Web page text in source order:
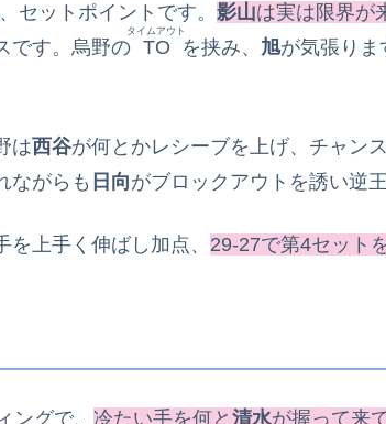
セットポイントです。 影山は実は限界が
です。烏野の TO
タイムアウト
を挟み、 旭が気張りま
は西谷が何とかレシーブを上げ、チャン
ながらも 日向がブロックアウトを誘い逆
を上手く伸ばし加点、 29‐27で第4セット
ングで、 冷たい手を何と 清水が握って来